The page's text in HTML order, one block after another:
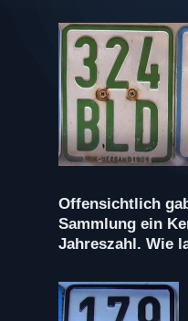
Offensichtlich
Sammlung ein
Jahreszahl. Wie